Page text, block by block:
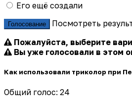
Его ещё создали
Голосование
Посмотреть
Пожалуйста, выберите
Вы уже голосовали в этом
Как использовали триколор при
Общий голос: 24